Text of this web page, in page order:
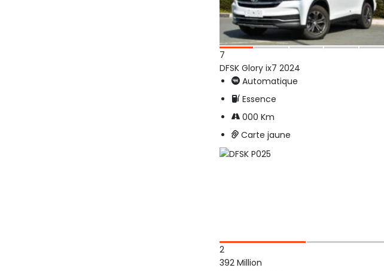
7
DFSK Glory ix7 2024
Automatique
Essence
000 Km
Carte jaune
2
392 Million